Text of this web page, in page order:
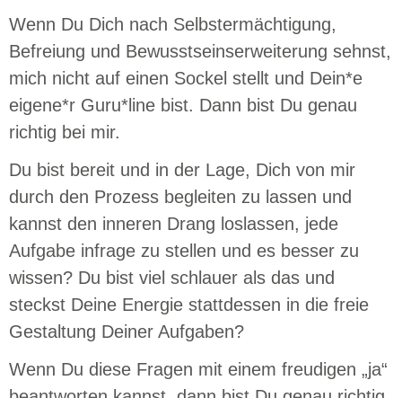
Wenn Du Dich nach Selbstermächtigung,
Befreiung und Bewusstseinserweiterung sehnst,
mich nicht auf einen Sockel stellt und Dein*e
eigene*r Guru*line bist. Dann bist Du genau
richtig bei mir.
Du bist bereit und in der Lage, Dich von mir
durch den Prozess begleiten zu lassen und
kannst den inneren Drang loslassen, jede
Aufgabe infrage zu stellen und es besser zu
wissen? Du bist viel schlauer als das und
steckst Deine Energie stattdessen in die freie
Gestaltung Deiner Aufgaben?
Wenn Du diese Fragen mit einem freudigen „ja“